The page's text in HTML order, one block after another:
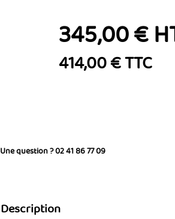
345,00 €
414,00 € TTC
Une question ? 02 41 86 77 09
Description